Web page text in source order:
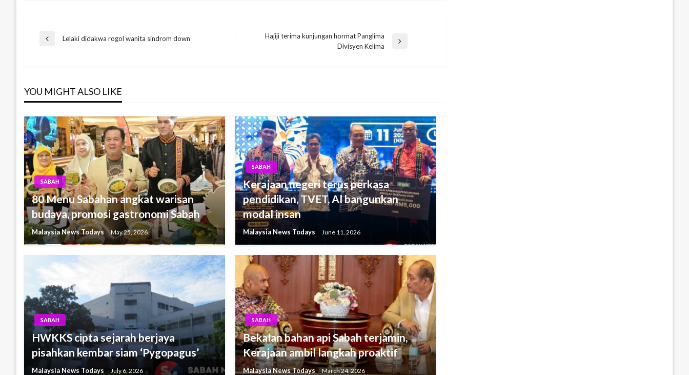
Post
Previous
Lelaki didakwa rogol wanita sindrom down
Hajiji terima kunjungan hormat Panglima
Divisyen Kelima
YOU MIGHT ALSO LIKE
SABAH
80 Menu Sabahan angkat warisan
budaya, promosi gastronomi Sabah
Malaysia News Todays May 25, 2026
SABAH
Kerajaan negeri terus perkasa
pendidikan, TVET, Al bangunkan
modal insan
Malaysia News Todays June 11, 2026
SABAH
HWKKS cipta sejarah berjaya
pisahkan kembar siam ‘Pygopagus’
Malaysia News Todays July 6, 2026
SABAH
Bekalan bahan api Sabah terjamin,
Kerajaan ambil langkah proaktif
Malaysia News Todays March 24, 2026